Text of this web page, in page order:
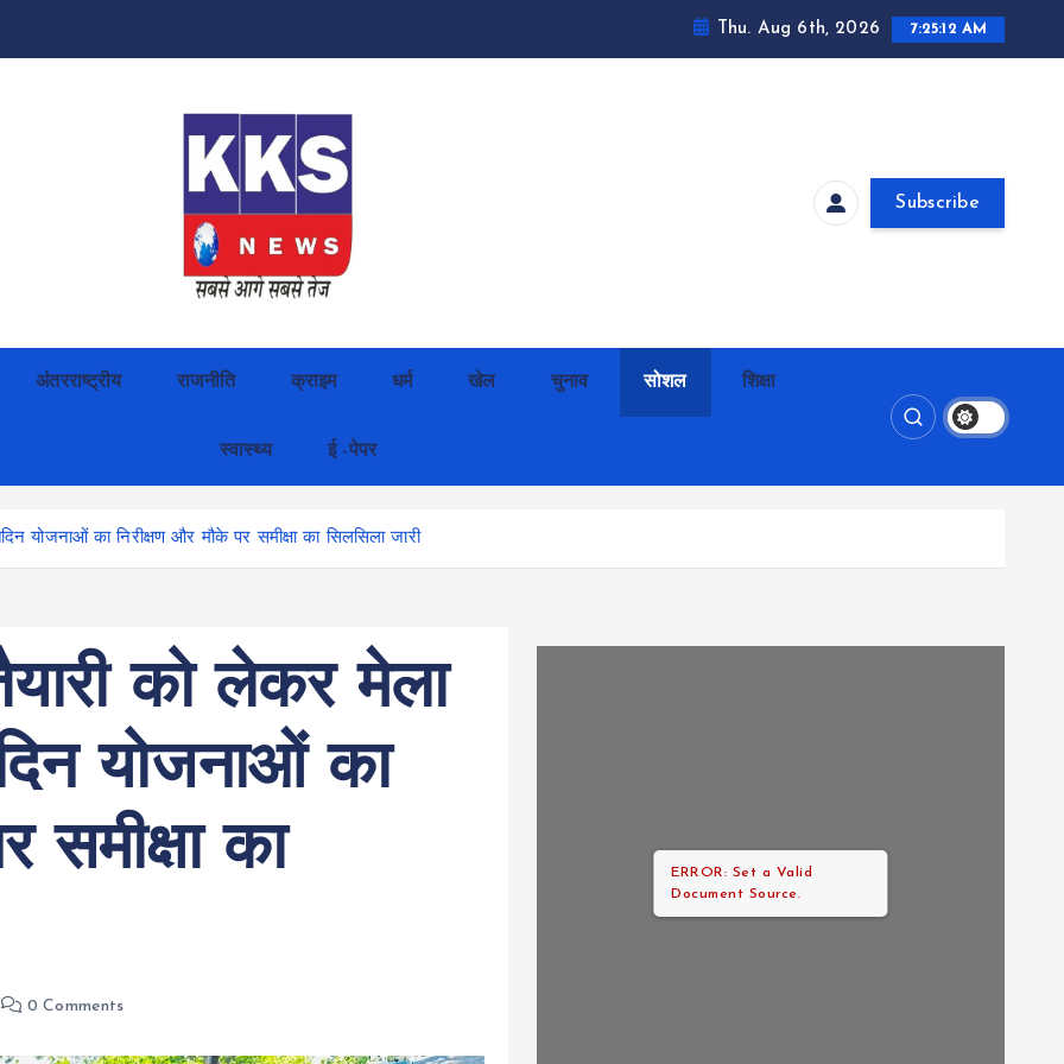
Thu. Aug 6th, 2026 7:25:13 AM
Subscribe
अंतरराष्ट्रीय राजनीति क्राइम धर्म खेल चुनाव सोशल शिक्षा
स्वास्थ्य ई -पेपर
योजनाओं का निरीक्षण और मौके पर समीक्षा का सिलसिला जारी
को लेकर मेला
योजनाओं का
समीक्षा का
0 Comments
ERROR: Set a Valid
Document Source.